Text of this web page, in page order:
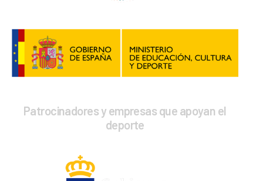
Patrocinadores y empresas que apoyan el
deporte